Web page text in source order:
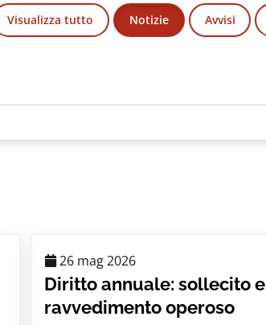
Visualizza tutto Notizie Avvisi
26 mag 2026
Diritto annuale: sollecito e
ravvedimento operoso